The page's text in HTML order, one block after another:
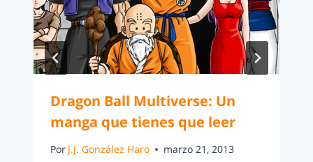
Dragon Ball Multiverse: Un
manga que tienes que leer
Por J.J. González Haro marzo 21, 2013